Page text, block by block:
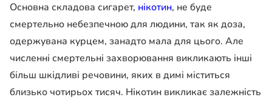
Основна складова сигарет, нікотин, не буде
смертельно небезпечною для людини, так як доза,
одержувана курцем, занадто мала для цього. Але
численні смертельні захворювання викликають інші
більш шкідливі речовини, яких в димі міститься
близько чотирьох тисяч. Нікотин викликає залежність